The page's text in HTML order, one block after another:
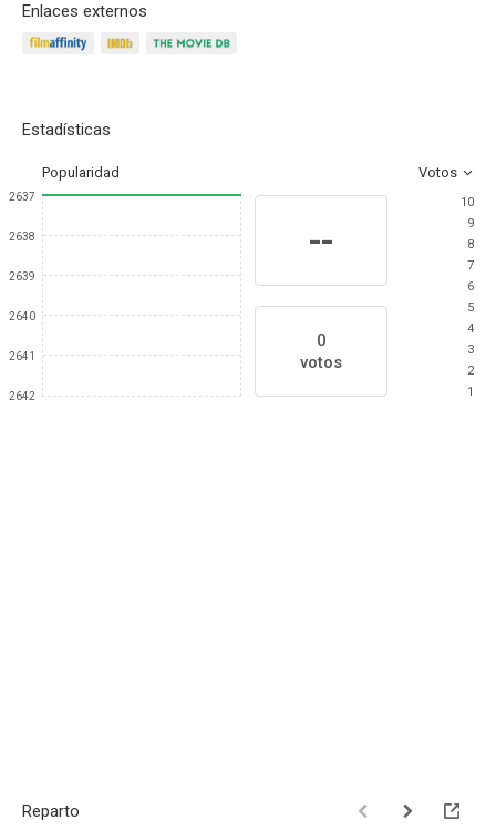
Enlaces externos
Estadísticas
Popularidad Votos
2637
2638
2639
2640
2641
2642
--
0
votos
10
9
8
7
6
5
4
3
2
1
Reparto